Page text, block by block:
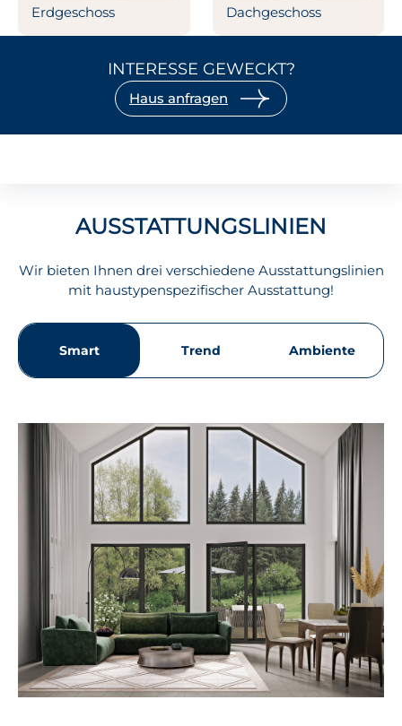
Erdgeschoss Dachgeschoss
INTERESSE GEWECKT?
Haus anfragen
AUSSTATTUNGSLINIEN
Wir bieten Ihnen drei verschiedene Ausstattungslinien
mit haustypenspezifischer Ausstattung!
Smart Trend Ambiente